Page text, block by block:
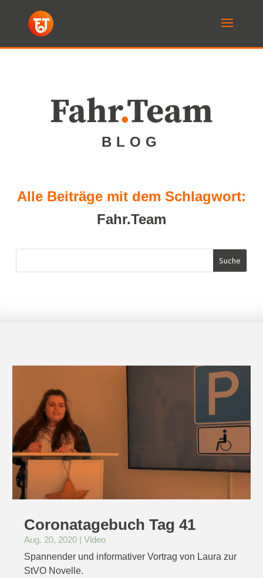
Fahr.Team
BLOG
Alle Beiträge mit dem Schlagwort:
Fahr.Team
Coronatagebuch Tag 41
Aug. 20, 2020 |Video
Spannender und informativer Vortrag von Laura zur
StVO Novelle.